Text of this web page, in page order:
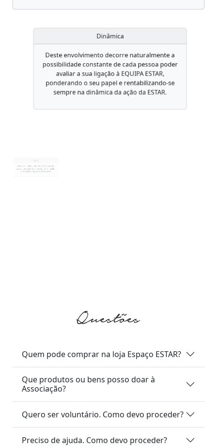
Dinâmica
Deste envolvimento decorre naturalmente a
possibilidade constante de cada pessoa poder
avaliar a sua ligação à EQUIPA ESTAR,
ponderando o seu papel e rentabilizando-se
sempre na dinâmica da ação da ESTAR.
Quer ser ainda melhor e fazer o melhor por
outras pessoas? Não sabe como? Não hesite!
Quem pode comprar na loja Espaço ESTAR?
Que produtos ou bens posso doar à
Associação?
Quero ser voluntário. Como devo proceder?
Preciso de ajuda. Como devo proceder?